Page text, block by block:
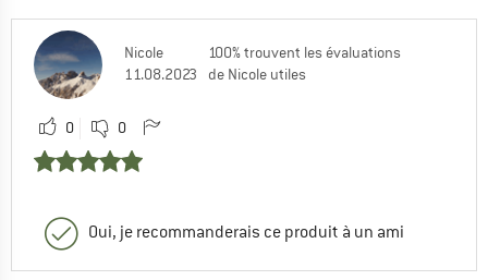
Nicole
11.08.2023
100% trouvent les évaluations
de Nicole utiles
0 0
Oui, je recommanderais ce produit à un ami